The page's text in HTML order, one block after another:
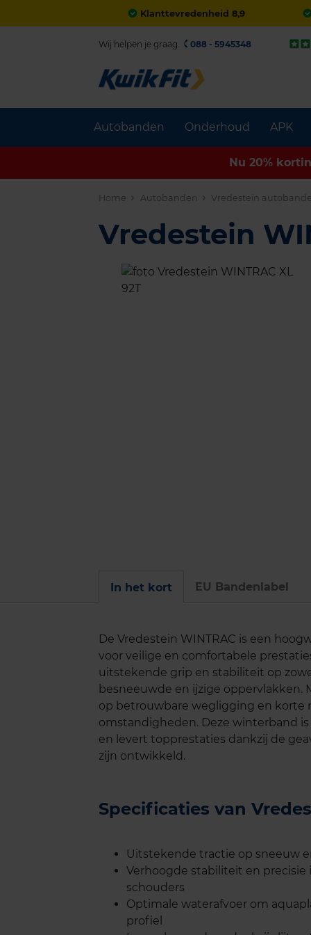
Klanttevredenheid 8,9
Autobanden Onderhoud APK
Wij helpen je graag. 088 - 5945348
Nu 20%
Home Autobanden Vredestein
Vredestein
In het kort EU Bandenlabel
De Vredestein WINTRAC is een
voor veilige en comfortabele
uitstekende grip en stabiliteit op
besneeuwde en ijzige oppervlakken.
op betrouwbare wegligging en korte
omstandigheden. Deze winterband
en levert topprestaties dankzij de
zijn ontwikkeld.
Specificaties van
Uitstekende tractie op sneeuw
Verhoogde stabiliteit en
schouders
Optimale waterafvoer om
profiel